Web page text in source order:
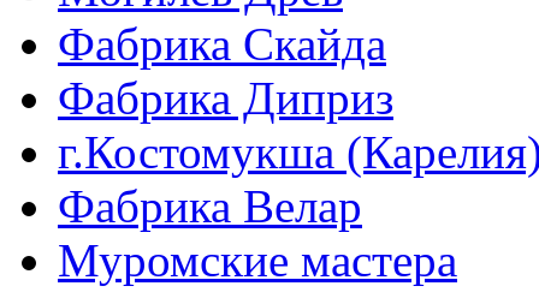
Фабрика Скайда
Фабрика Диприз
г.Костомукша
Фабрика Велар
Муромские мастера